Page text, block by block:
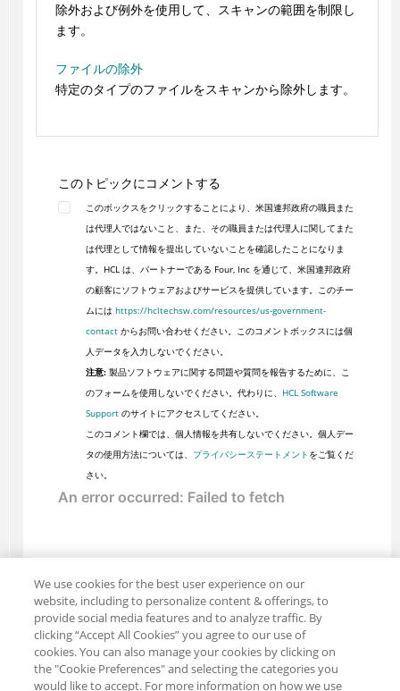
除外および例外を使用して、スキャンの範囲を制限し
ます。
ファイルの除外
特定のタイプのファイルをスキャンから除外します。
このトピックにコメントする
このボックスをクリックすることにより、米国連邦政府の職員また
は代理人ではないこと、また、その職員または代理人に関してまた
は代理として情報を提出していないことを確認したことになりま
す。HCL は、パートナーである Four, Inc を通じて、米国連邦政府
の顧客にソフトウェアおよびサービスを提供しています。このチー
ムには https://hcltechsw.com/resources/us-government-
contactからお問い合わせください。このコメントボックスには個
人データを入力しないでください。
注意:製品ソフトウェアに関する問題や質問を報告するために、こ
のフォームを使用しないでください。代わりに、 HCL Software
Supportのサイトにアクセスしてください。
このコメント欄では、個人情報を共有しないでください。個人デー
タの使用方法については、 プライバシーステートメント をご覧くだ
さい。
We use cookies for the best user experience on our
website, including to personalize content & offerings, to
provide social media features and to analyze traffic. By
clicking “Accept All Cookies” you agree to our use of
cookies. You can also manage your cookies by clicking on
the "Cookie Preferences" and selecting the categories you
would like to accept. For more information on how we use